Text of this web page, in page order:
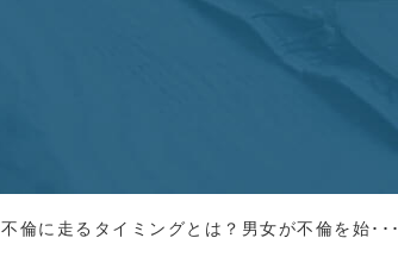
不倫に走るタイミングとは？男女が不倫を始･･･